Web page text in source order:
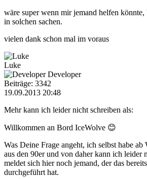
wäre super wenn mir jemand helfen
in solchen sachen.
vielen dank schon mal im voraus
Luke
Developer
Beiträge: 3342
19.09.2013 20:48
Mehr kann ich leider nicht schreiben als:
Willkommen an Bord IceWolve 😊
Was Deine Frage angeht, ich selbst habe
aus den 90er und von daher kann ich leider
meldet sich hier noch jemand, der das
durchgeführt hat.